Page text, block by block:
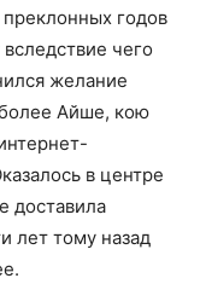
годов
чего
желание
Айше, кою
в центре
доставила
лет тому назад